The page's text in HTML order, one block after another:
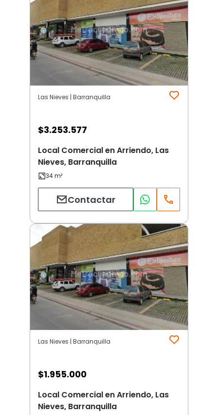
Las Nieves | Barranquilla
$3.253.577
Local Comercial en Arriendo, Las
Nieves, Barranquilla
Contactar
Las Nieves | Barranquilla
$1.955.000
Local Comercial en Arriendo, Las
Nieves, Barranquilla